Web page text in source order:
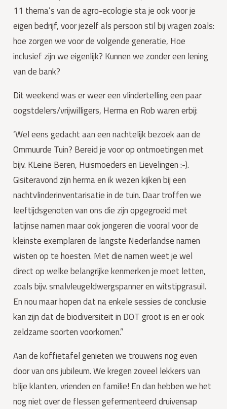
11 thema’s van de agro-ecologie sta je ook voor je
eigen bedrijf, voor jezelf als persoon stil bij vragen zoals:
hoe zorgen we voor de volgende generatie, Hoe
inclusief zijn we eigenlijk? Kunnen we zonder een lening
van de bank?
Dit weekend was er weer een vlindertelling een paar
oogstdelers/vrijwilligers, Herma en Rob waren erbij:
‘Wel eens gedacht aan een nachtelijk bezoek aan de
Ommuurde Tuin? Bereid je voor op ontmoetingen met
bijv. KLeine Beren, Huismoeders en Lievelingen :-).
Gisiteravond zijn herma en ik wezen kijken bij een
nachtvlinderinventarisatie in de tuin. Daar troffen we
leeftijdsgenoten van ons die zijn opgegroeid met
latijnse namen maar ook jongeren die vooral voor de
kleinste exemplaren de langste Nederlandse namen
wisten op te hoesten. Met die namen weet je wel
direct op welke belangrijke kenmerken je moet letten,
zoals bijv. smalvleugeldwergspanner en witstipgrasuil.
En nou maar hopen dat na enkele sessies de conclusie
kan zijn dat de biodiversiteit in DOT groot is en er ook
zeldzame soorten voorkomen.”
Aan de koffietafel genieten we trouwens nog even
door van ons jubileum. We kregen zoveel lekkers van
blije klanten, vrienden en familie! En dan hebben we het
nog niet over de flessen gefermenteerd druivensap